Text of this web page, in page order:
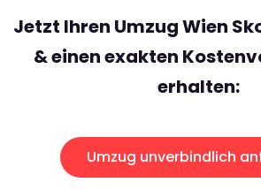
Jetzt Ihren Umzug Wien
& einen exakten
erhalten:
Umzug unverbindlich